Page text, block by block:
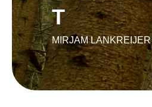
T
MIRJAM LANKREIJER